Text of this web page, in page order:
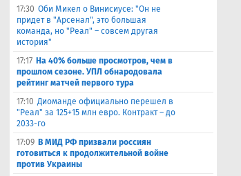
17:30 Оби Микел о Винисиусе: "Он не
придет в "Арсенал", это большая
команда, но "Реал" – совсем другая
история"
17:17 На 40% больше просмотров, чем в
прошлом сезоне. УПЛ обнародовала
рейтинг матчей первого тура
17:10 Диоманде официально перешел в
"Реал" за 125+15 млн евро. Контракт – до
2033-го
17:09 В МИД РФ призвали россиян
готовиться к продолжительной войне
против Украины